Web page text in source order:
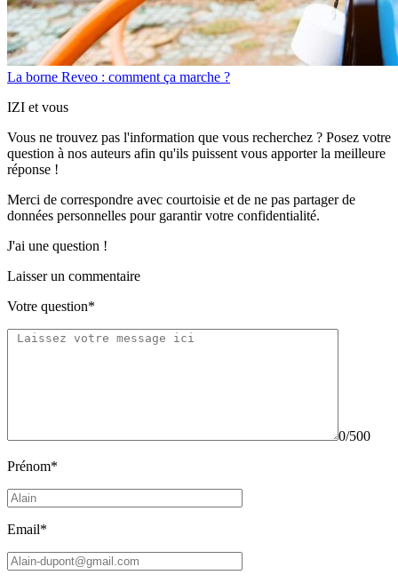
La borne Reveo : comment ça marche ?
IZI et vous
Vous ne trouvez pas l'information que vous recherchez ? Posez votre
question à nos auteurs afin qu'ils puissent vous apporterla meilleure
réponse !
Merci de correspondre avec courtoisie et de ne pas partagerde
données personnelles pour garantir votre confidentialité.
J'ai une question !
Laisser un commentaire
Votre question*
0/500
Prénom*
Email*